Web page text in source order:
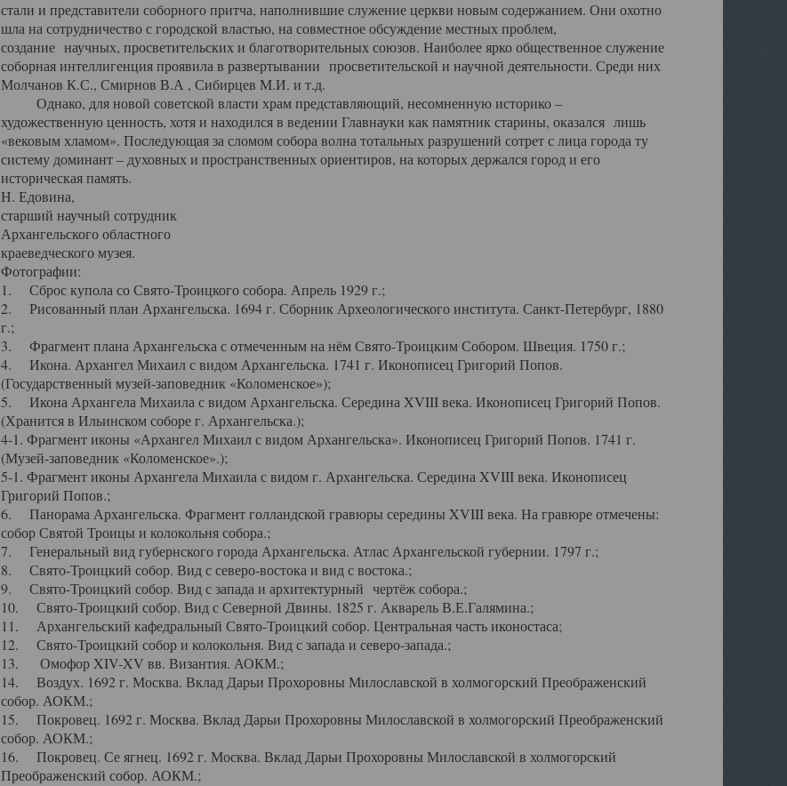
стали и представители соборного притча, наполнившие служение церкви новым содержанием. Они охотно
шла на сотрудничество с городской властью, на совместное обсуждение местных проблем,
создание научных, просветительских и благотворительных союзов. Наиболее ярко общественное служение
соборная интеллигенция проявила в развертывании просветительской и научной деятельности. Среди них
Молчанов К.С., Смирнов В.А , Сибирцев М.И. и т.д.
Однако, для новой советской власти храм представляющий, несомненную историко –
художественную ценность, хотя и находился в ведении Главнауки как памятник старины, оказался лишь
«вековым хламом». Последующая за сломом собора волна тотальных разрушений сотрет с лица города ту
систему доминант – духовных и пространственных ориентиров, на которых держался город и его
историческая память.
Н. Едовина,
старший научный сотрудник
Архангельского областного
краеведческого музея.
Фотографии:
1. Сброс купола со Свято-Троицкого собора. Апрель 1929 г.;
2. Рисованный план Архангельска. 1694 г. Сборник Археологического института. Санкт-Петербург, 1880
г.;
3. Фрагмент плана Архангельска с отмеченным на нём Свято-Троицким Собором. Швеция. 1750 г.;
4. Икона. Архангел Михаил с видом Архангельска. 1741 г. Иконописец Григорий Попов.
(Государственный музей-заповедник «Коломенское»);
5. Икона Архангела Михаила с видом Архангельска. Середина XVIII века. Иконописец Григорий Попов.
(Хранится в Ильинском соборе г. Архангельска.);
4-1. Фрагмент иконы «Архангел Михаил с видом Архангельска». Иконописец Григорий Попов. 1741 г.
(Музей-заповедник «Коломенское».);
5-1. Фрагмент иконы Архангела Михаила с видом г. Архангельска. Середина XVIII века. Иконописец
Григорий Попов.;
6. Панорама Архангельска. Фрагмент голландской гравюры середины XVIII века. На гравюре отмечены:
собор Святой Троицы и колокольня собора.;
7. Генеральный вид губернского города Архангельска. Атлас Архангельской губернии. 1797 г.;
8. Свято-Троицкий собор. Вид с северо-востока и вид с востока.;
9. Свято-Троицкий собор. Вид с запада и архитектурный чертёж собора.;
10. Свято-Троицкий собор. Вид с Северной Двины. 1825 г. Акварель В.Е.Галямина.;
11. Архангельский кафедральный Свято-Троицкий собор. Центральная часть иконостаса;
12. Свято-Троицкий собор и колокольня. Вид с запада и северо-запада.;
13. Омофор XIV-XV вв. Византия. АОКМ.;
14. Воздух. 1692 г. Москва. Вклад Дарьи Прохоровны Милославской в холмогорский Преображенский
собор. АОКМ.;
15. Покровец. 1692 г. Москва. Вклад Дарьи Прохоровны Милославской в холмогорский Преображенский
собор. АОКМ.;
16. Покровец. Се ягнец. 1692 г. Москва. Вклад Дарьи Прохоровны Милославской в холмогорский
Преображенский собор. АОКМ.;